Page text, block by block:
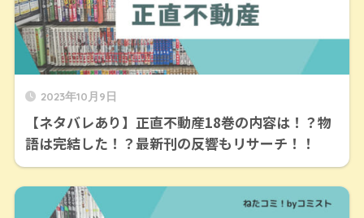
2023年10月9日
【ネタバレあり】正直不動産18巻の内容は！？物
語は完結した！？最新刊の反響もリサーチ！！